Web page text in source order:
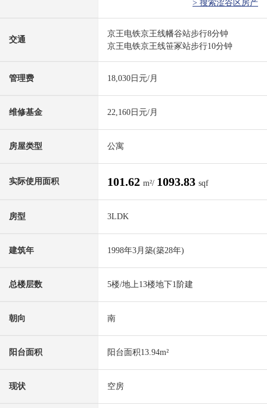
> 搜索涩谷区房产
交通
京王电铁京王线幡谷站步行8分钟
京王电铁京王线笹冢站步行10分钟
管理费 18,030日元/月
维修基金 22,160日元/月
房屋类型 公寓
实际使用面积 101.62 m²/ 1093.83 sqf
房型 3LDK
建筑年 1998年3月築(築28年)
总楼层数 5楼/地上13楼地下1阶建
朝向 南
阳台面积 阳台面积13.94m²
现状 空房